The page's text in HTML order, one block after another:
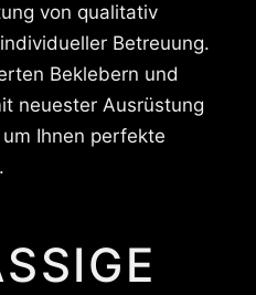
von qualitativ
Betreuung.
Beklebern und
neuester Ausrüstung
Ihnen perfekte